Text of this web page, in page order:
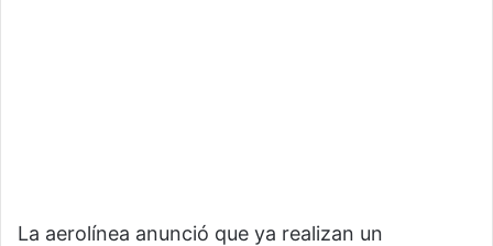
La aerolínea anunció que ya realizan un